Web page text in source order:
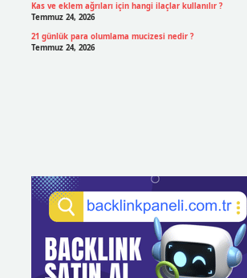
Kas ve eklem ağrıları için hangi ilaçlar kullanılır ?
Temmuz 24, 2026
21 günlük para olumlama mucizesi nedir ?
Temmuz 24, 2026